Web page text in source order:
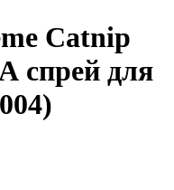
Catnip
для